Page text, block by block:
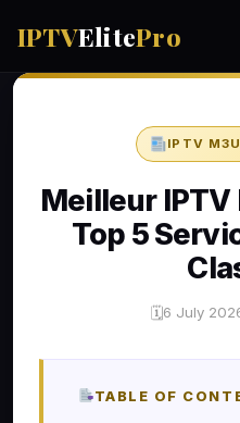
IPTVElitePro
IPTV
Meilleur
Top 5
🗓6 July
TABLE OF